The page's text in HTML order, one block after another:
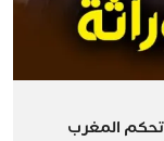
تحكم المغرب